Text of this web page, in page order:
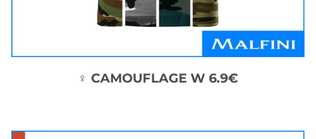
♀ CAMOUFLAGE W 6.9€